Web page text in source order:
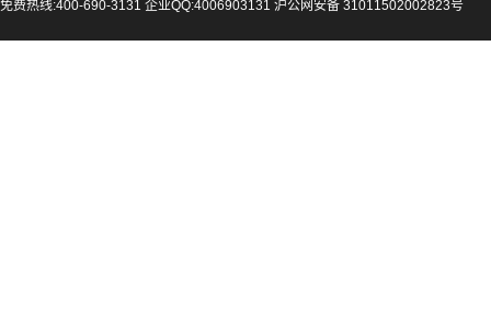
免费热线:400-690-3131 企业QQ:4006903131 沪公网安备 31011502002823号